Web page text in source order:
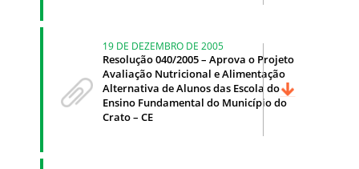
19 DE DEZEMBRO DE 2005
Resolução 040/2005 – Aprova o Projeto
Avaliação Nutricional e Alimentação
Alternativa de Alunos das Escola do
Ensino Fundamental do Município do
Crato – CE